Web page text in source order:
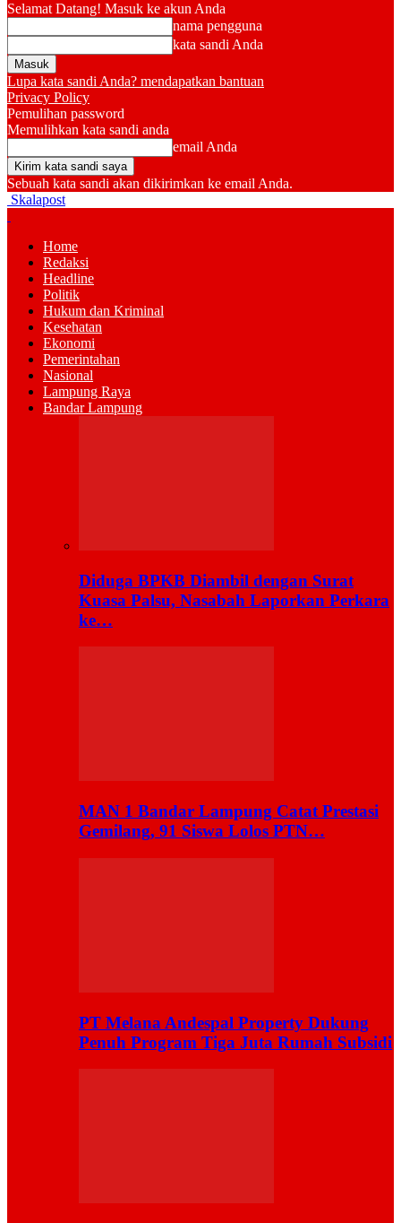
Selamat Datang! Masuk ke akun Anda
nama pengguna
kata sandi Anda
Lupa kata sandi Anda? mendapatkan bantuan
Privacy Policy
Pemulihan password
Memulihkan kata sandi anda
email Anda
Sebuah kata sandi akan dikirimkan ke email Anda.
Skalapost
Home
Redaksi
Headline
Politik
Hukum dan Kriminal
Kesehatan
Ekonomi
Pemerintahan
Nasional
Lampung Raya
Bandar Lampung
Diduga BPKB Diambil dengan Surat
Kuasa Palsu, Nasabah Laporkan Perkara
ke…
MAN 1 Bandar Lampung Catat Prestasi
Gemilang, 91 Siswa Lolos PTN…
PT Melana Andespal Property Dukung
Penuh Program Tiga Juta Rumah Subsidi